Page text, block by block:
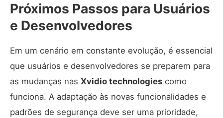
Próximos Passos para Usuários
e Desenvolvedores
Em um cenário em constante evolução, é essencial
que usuários e desenvolvedores se preparem para
as mudanças nas Xvidio technologies como
funciona. A adaptação às novas funcionalidades e
padrões de segurança deve ser uma prioridade,